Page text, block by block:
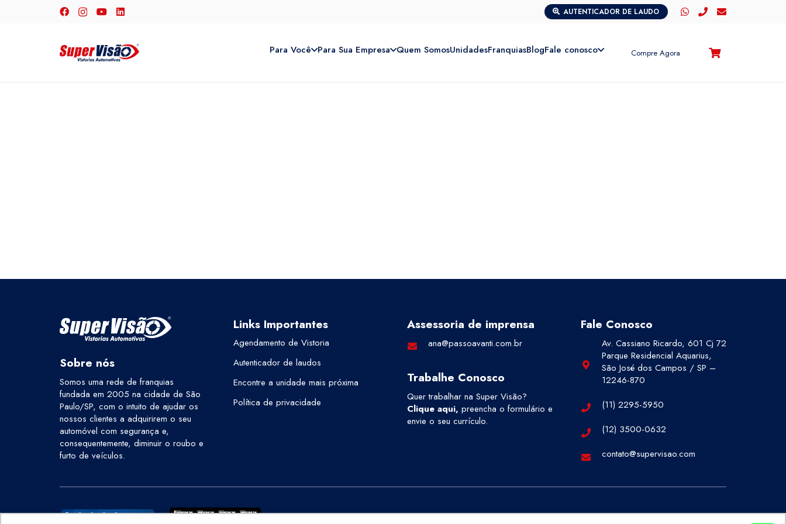
AUTENTICADOR DE LAUDO
Para Você Para Sua Empresa Quem SomosUnidadesFranquiasBlogFale conosco Compre Agora
Sobre nós
Somos uma rede de franquias
fundada em 2005 na cidade de São
Paulo/SP, com o intuito de ajudar os
nossos clientes a adquirirem o seu
automóvel com segurança e,
consequentemente, diminuir o roubo e
furto de veículos.
Links Importantes
Agendamento de Vistoria
Autenticador de laudos
Encontre a unidade mais próxima
Política de privacidade
Assessoria de imprensa
ana@passoavanti.com.br
Trabalhe Conosco
Quer trabalhar na Super Visão?
Clique aqui, preencha o formulário e
envie o seu currículo.
Fale Conosco
Av. Cassiano Ricardo, 601 Cj 72
Parque Residencial Aquarius,
São José dos Campos / SP –
12246-870
(11) 2295-5950
(12) 3500-0632
contato@supervisao.com